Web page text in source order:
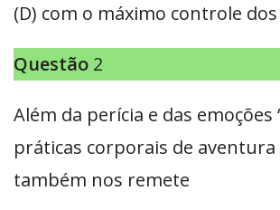
(D) com o máximo controle
Questão 2
Além da perícia e das emoções
práticas corporais de
também nos remete